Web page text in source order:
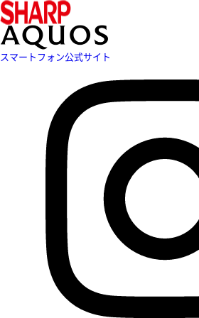
スマートフォン公式サイト